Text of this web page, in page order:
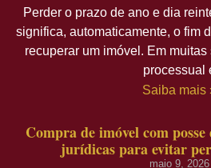
Perder o prazo de ano e dia
significa, automaticamente, o fim
recuperar um imóvel. Em
processual
Saiba mais
Compra de imóvel com
jurídicas para evitar
maio 9, 2026